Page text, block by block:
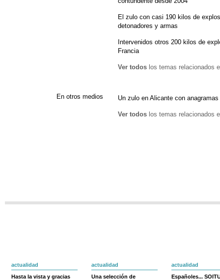
El zulo con casi 190 kilos de
detonadores y armas
Intervenidos otros 200 kilos de
Francia
Ver todos los temas relacionados
En otros medios Un zulo en Alicante con
Ver todos los temas relacionados
actualidad
Hasta la vista y gracias
actualidad
Una selección de
actualidad
Españoles...